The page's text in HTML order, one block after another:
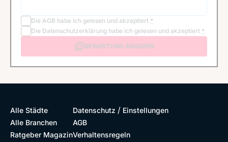
Die AGB habe ich gelesen und akzeptiert *
Die Datenschutzerklärung habe ich gelesen und akzeptiert *
BEWERTUNG ABGEBEN
Alle Städte
Alle Branchen
Ratgeber Magazin
Datenschutz / Einstellungen
AGB
Verhaltensregeln